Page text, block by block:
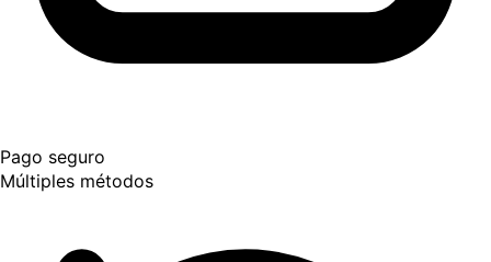
Pago seguro
Múltiples métodos